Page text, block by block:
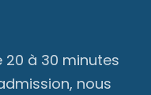
20 à 30 minutes
nous